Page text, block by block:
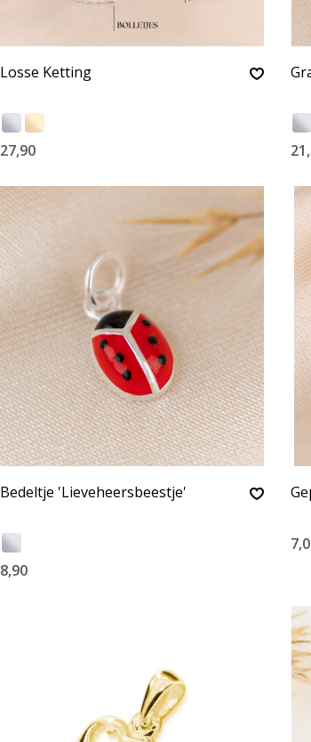
Losse Ketting
27,90
Bedeltje 'Lieveheersbeestje'
8,90